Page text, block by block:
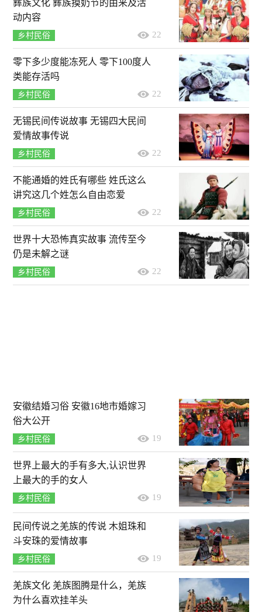
彝族文化 彝族摸奶节的由来及活
动内容
乡村民俗 22
零下多少度能冻死人 零下100度人
类能存活吗
乡村民俗 22
无锡民间传说故事 无锡四大民间
爱情故事传说
乡村民俗 22
不能通婚的姓氏有哪些 姓氏这么
讲究这几个姓怎么自由恋爱
乡村民俗 22
世界十大恐怖真实故事 流传至今
仍是未解之谜
乡村民俗 22
安徽结婚习俗 安徽16地市婚嫁习
俗大公开
乡村民俗 19
世界上最大的手有多大,认识世界
上最大的手的女人
乡村民俗 19
民间传说之羌族的传说 木姐珠和
斗安珠的爱情故事
乡村民俗 19
羌族文化 羌族图腾是什么，羌族
为什么喜欢挂羊头